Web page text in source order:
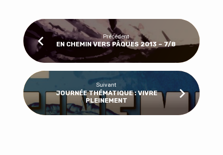
Précédent
EN CHEMIN VERS PÂQUES 2013 – 7/8
Suivant
JOURNÉE THÉMATIQUE : VIVRE
PLEINEMENT